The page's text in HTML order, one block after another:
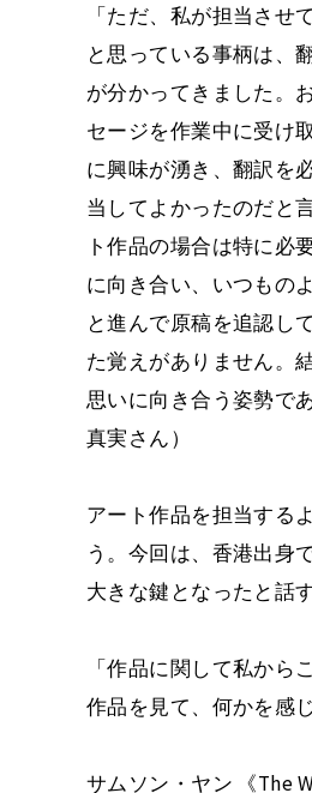
「ただ、私が担当さ
と思っている事柄は、
が分かってきました。
セージを作業中に受け
に興味が湧き、翻訳を
当してよかったのだと
ト作品の場合は特に必
に向き合い、いつもの
と進んで原稿を追認し
た覚えがありません。
思いに向き合う姿勢で
真実さん）
アート作品を担当する
う。今回は、香港出身
大きな鍵となったと話す
「作品に関して私か
作品を見て、何かを感
サムソン・ヤン 《The